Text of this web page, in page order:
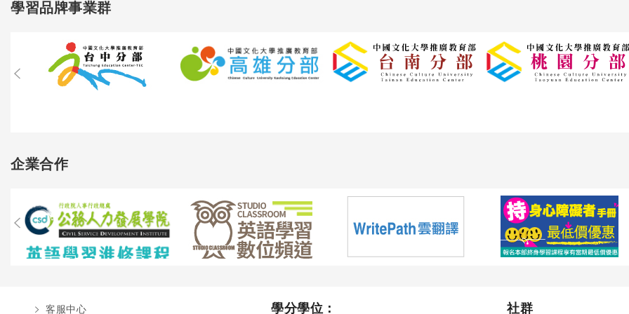
學習品牌事業群
企業合作
客服中心 學分學位： 社群